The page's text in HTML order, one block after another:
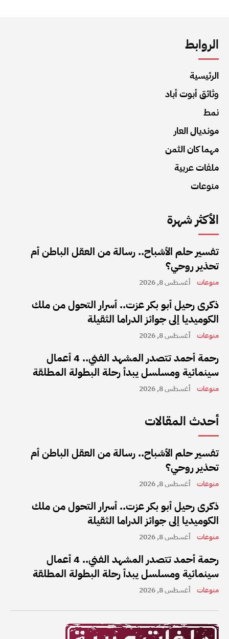
الروابط
الرئيسية
وثائق أبوت أباد
نمط
مونديال العار
مهما كان الثمن
ملفات عربية
منوعات
الأكثر شهرة
تفسير حلم الأشباح.. رسالة من العقل الباطن أم
تحذير روحي؟
منوعات أغسطس 8, 2026
ذكرى رحيل أبو بكر عزت.. أسرار التحول من ملك
الكوميديا إلى جوائز الدراما الثقيلة
منوعات أغسطس 8, 2026
رحمة أحمد تتصدر المشهد الفني.. 4 أعمال
سينمائية ومسلسل يبدأ رحلة البطولة المطلقة
منوعات أغسطس 8, 2026
أحدث المقالات
تفسير حلم الأشباح.. رسالة من العقل الباطن أم
تحذير روحي؟
منوعات أغسطس 8, 2026
ذكرى رحيل أبو بكر عزت.. أسرار التحول من ملك
الكوميديا إلى جوائز الدراما الثقيلة
منوعات أغسطس 8, 2026
رحمة أحمد تتصدر المشهد الفني.. 4 أعمال
سينمائية ومسلسل يبدأ رحلة البطولة المطلقة
منوعات أغسطس 8, 2026